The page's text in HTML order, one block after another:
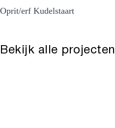
Oprit/erf Kudelstaart
Bekijk alle projecten